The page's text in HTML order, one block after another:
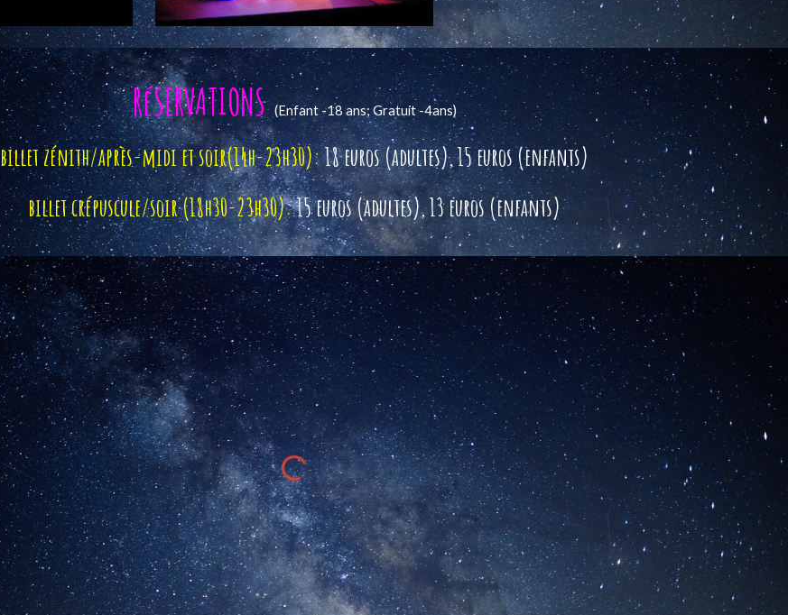
RéSERVATIONS (Enfant -18 ans; Gratuit -4ans)
billet zénith/après-midi et soir(14h-23h30):18 euros (adultes), 15 euros (enfants)
billet crépuscule/soir (18h30-23h30):15 euros (adultes), 13 euros (enfants)